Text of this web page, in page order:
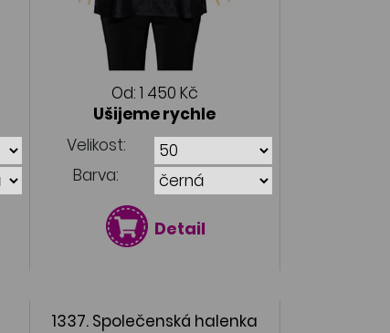
Od: 1 450 Kč
Ušijeme rychle
Velikost:
Barva:
Detail
1337. Společenská halenka